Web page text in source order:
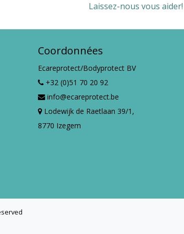
Laissez-nous vous aider!
Coordonnées
Ecareprotect/Bodyprotect BV
+32 (0)51 70 20 92
info@ecareprotect.be
Lodewijk de Raetlaan 39/1,
8770 Izegem